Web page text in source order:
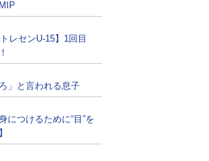
レセンU-15】1回目
」と言われる息子
につけるために“目”を